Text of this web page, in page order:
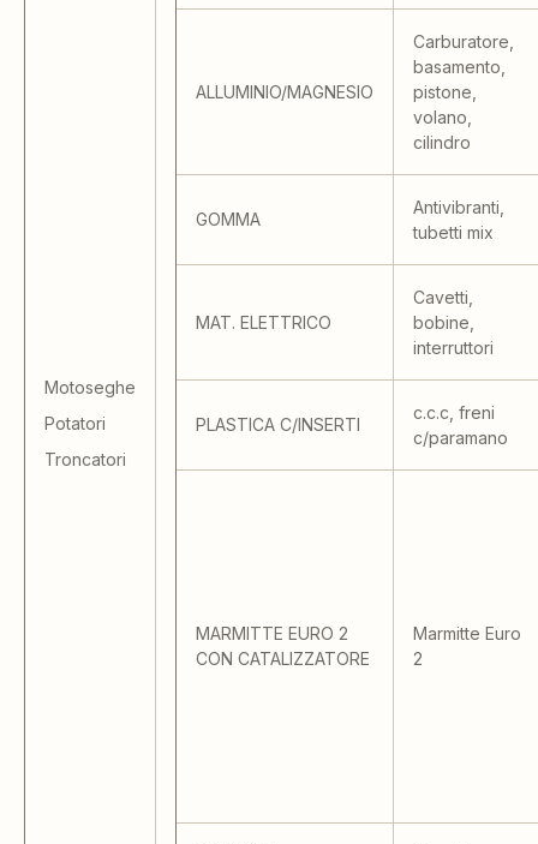
Motoseghe
Potatori
Troncatori
ALLUMINIO/MAGNESIO
Carburatore,
basamento,
pistone,
volano,
cilindro
GOMMA
Antivibranti,
tubetti mix
MAT. ELETTRICO
Cavetti,
bobine,
interruttori
PLASTICA C/INSERTI
c.c.c, freni
c/paramano
MARMITTE EURO 2
CON CATALIZZATORE
Marmitte Euro
2